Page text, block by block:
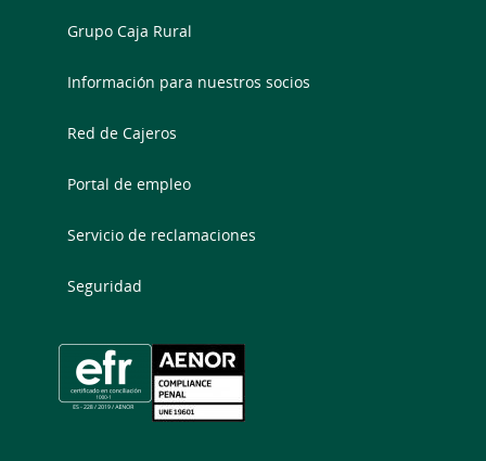
Grupo Caja Rural
Información para nuestros socios
Red de Cajeros
Portal de empleo
Servicio de reclamaciones
Seguridad